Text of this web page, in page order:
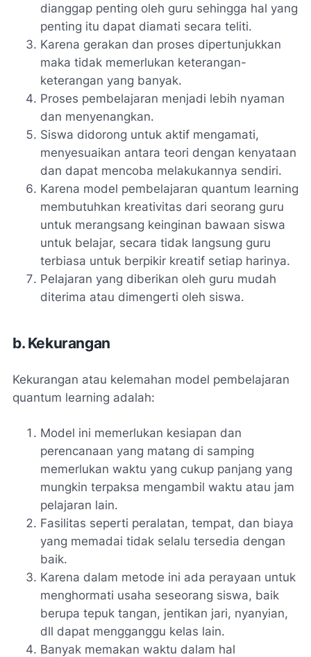
dianggap penting oleh guru sehingga hal yang
penting itu dapat diamati secara teliti.
Karena gerakan dan proses dipertunjukkan
maka tidak memerlukan keterangan-
keterangan yang banyak.
Proses pembelajaran menjadi lebih nyaman
dan menyenangkan.
Siswa didorong untuk aktif mengamati,
menyesuaikan antara teori dengan kenyataan
dan dapat mencoba melakukannya sendiri.
Karena model pembelajaran quantum learning
membutuhkan kreativitas dari seorang guru
untuk merangsang keinginan bawaan siswa
untuk belajar, secara tidak langsung guru
terbiasa untuk berpikir kreatif setiap harinya.
Pelajaran yang diberikan oleh guru mudah
diterima atau dimengerti oleh siswa.
b. Kekurangan
Kekurangan atau kelemahan model pembelajaran
quantum learning adalah:
Model ini memerlukan kesiapan dan
perencanaan yang matang di samping
memerlukan waktu yang cukup panjang yang
mungkin terpaksa mengambil waktu atau jam
pelajaran lain.
Fasilitas seperti peralatan, tempat, dan biaya
yang memadai tidak selalu tersedia dengan
baik.
Karena dalam metode ini ada perayaan untuk
menghormati usaha seseorang siswa, baik
berupa tepuk tangan, jentikan jari, nyanyian,
dll dapat mengganggu kelas lain.
Banyak memakan waktu dalam hal